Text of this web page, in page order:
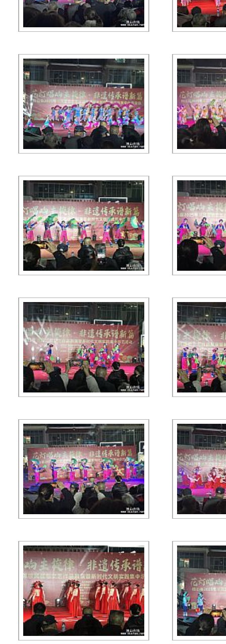
每页显示 30 个文件 共有 2 页 当前为第 1 页
在保留
版权所有：独山在线 copyright ©2007-2026
免责声明：本网转载或链接出于传递更多信息之目的，并不
本站为公益性网站，旨在传递有益信息和社会正能量，宣传独山，若您认为
工信部备案：黔ICP备